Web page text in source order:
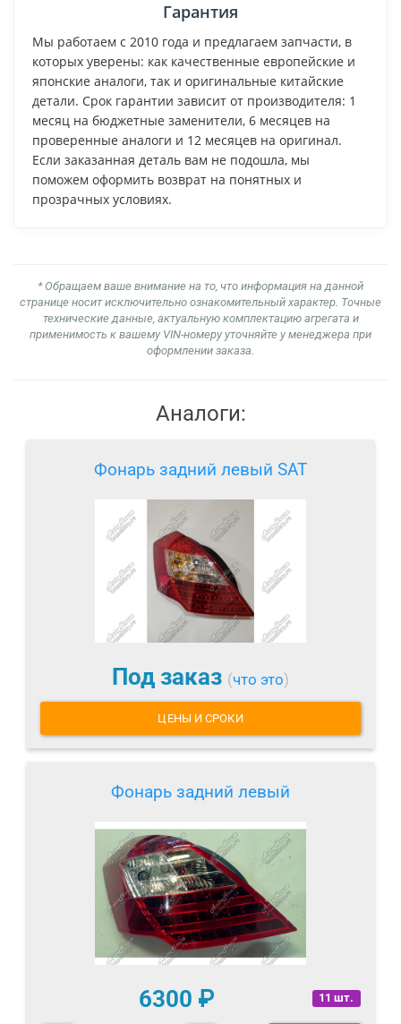
Гарантия
Мы работаем с 2010 года и предлагаем запчасти, в
которых уверены: как качественные европейские и
японские аналоги, так и оригинальные китайские
детали. Срок гарантии зависит от производителя: 1
месяц на бюджетные заменители, 6 месяцев на
проверенные аналоги и 12 месяцев на оригинал.
Если заказанная деталь вам не подошла, мы
поможем оформить возврат на понятных и
прозрачных условиях.
* Обращаем ваше внимание на то, что информация на данной
странице носит исключительно ознакомительный характер. Точные
технические данные, актуальную комплектацию агрегата и
применимость к вашему VIN-номеру уточняйте у менеджера при
оформлении заказа.
Аналоги:
Фонарь задний левый SAT
Под заказ (что это)
ЦЕНЫ И СРОКИ
Фонарь задний левый
11 шт.
6300 ₽